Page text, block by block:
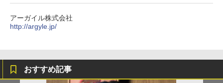
アーガイル株式会社
http://argyle.jp/
おすすめ記事